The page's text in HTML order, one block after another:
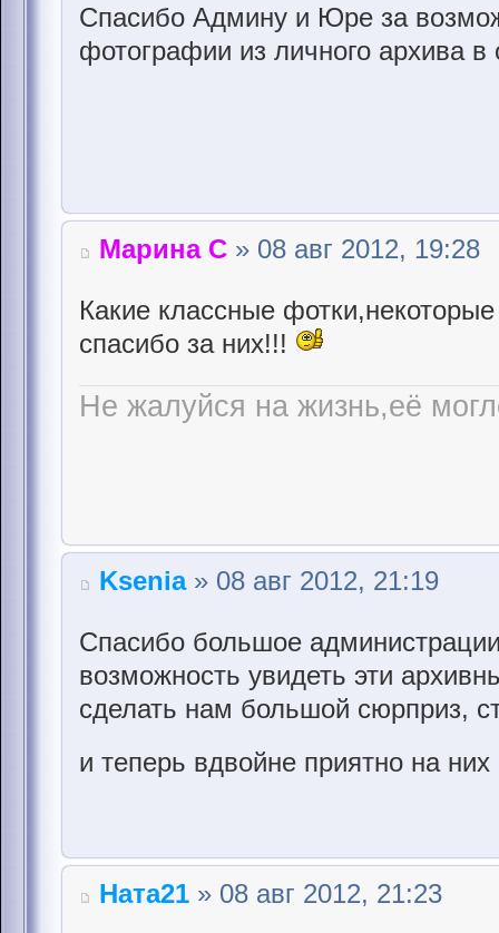
Спасибо Админу и Юре за
фотографии из личного архива в
Марина С » 08 авг 2012, 19:28
Какие классные
спасибо за них!!!
Не жалуйся на жизнь,её
Ksenia» 08 авг 2012, 21:19
Cпасибо большое
возможность увидеть эти
сделать нам большой сюрприз,
и теперь вдвойне приятно на
Ната21 » 08 авг 2012, 21:23